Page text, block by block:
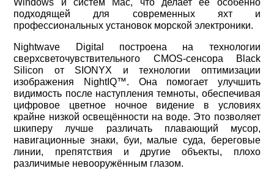
Windows и систем Mac, что делает её особенно
подходящей для современных яхт и
профессиональных установок морской электроники.
Nightwave Digital построена на технологии
сверхсветочувствительного CMOS-сенсора Black
Silicon от SIONYX и технологии оптимизации
изображения NightIQ™. Она помогает улучшить
видимость после наступления темноты, обеспечивая
цифровое цветное ночное видение в условиях
крайне низкой освещённости на воде. Это позволяет
шкиперу лучше различать плавающий мусор,
навигационные знаки, буи, малые суда, береговые
линии, препятствия и другие объекты, плохо
различимые невооружённым глазом.